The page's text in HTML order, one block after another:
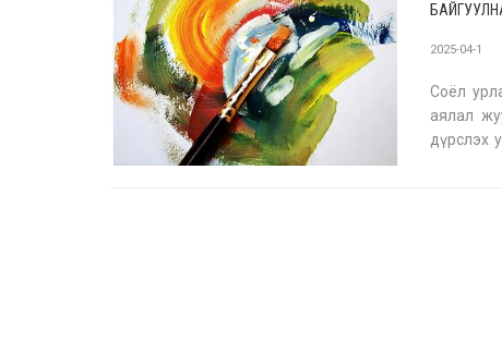
2025-04-1
Соёл
аялал
дүрслэх